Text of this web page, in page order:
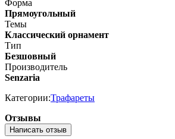
Форма
Прямоугольный
Темы
Классический орнамент
Тип
Безшовный
Производитель
Senzaria
Категории:Трафареты
Отзывы
Написать отзыв